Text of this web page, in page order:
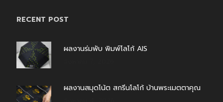
RECENT POST
ผลงานร่มพับ พิมพ์โลโก้ AIS
ผลงานสมุดโน้ต สกรีนโลโก้ บ้านพระเมตตาคุณ